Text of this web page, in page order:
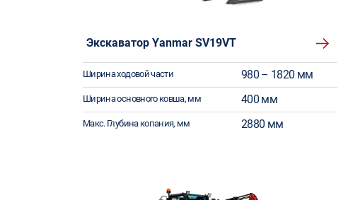
Экскаватор Yanmar SV19VT
Ширина ходовой части 980 – 1820 мм
Ширина основного ковша, мм 400 мм
Макс. Глубина копания, мм 2880 мм